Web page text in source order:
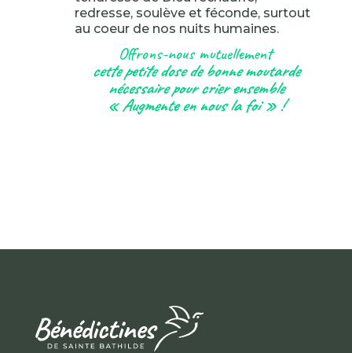
redresse, soulève et féconde, surtout
au coeur de nos nuits humaines.
Offrons-nous mutuellement
cette petite dose de bonne moutarde
nécessaire pour crier ensemble
« Augmente en nous la foi » !